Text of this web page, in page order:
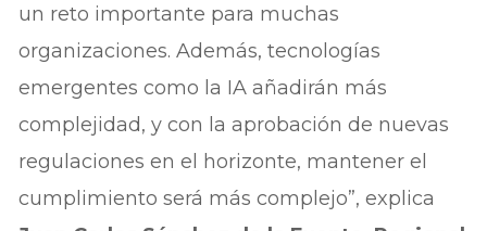
un reto importante para muchas
organizaciones. Además, tecnologías
emergentes como la IA añadirán más
complejidad, y con la aprobación de nuevas
regulaciones en el horizonte, mantener el
cumplimiento será más complejo”, explica